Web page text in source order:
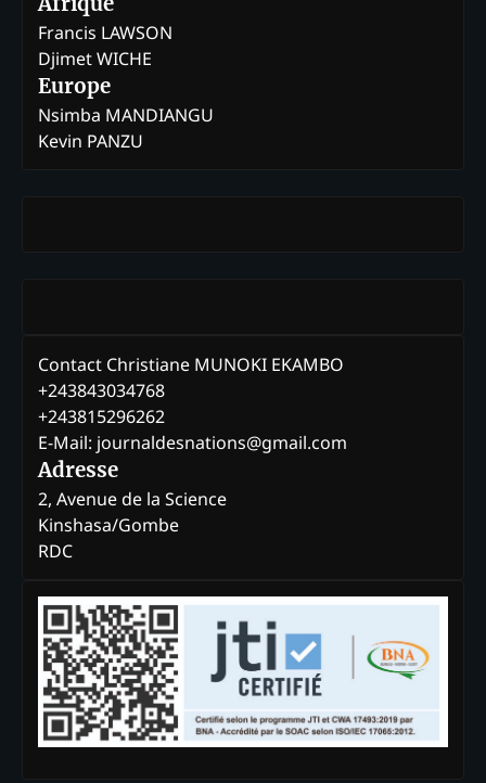
Francis LAWSON
Djimet WICHE
Europe
Nsimba MANDIANGU
Kevin PANZU
Contact Christiane MUNOKI EKAMBO
+243843034768
+243815296262
E-Mail: journaldesnations@gmail.com
Adresse
2, Avenue de la Science
Kinshasa/Gombe
RDC